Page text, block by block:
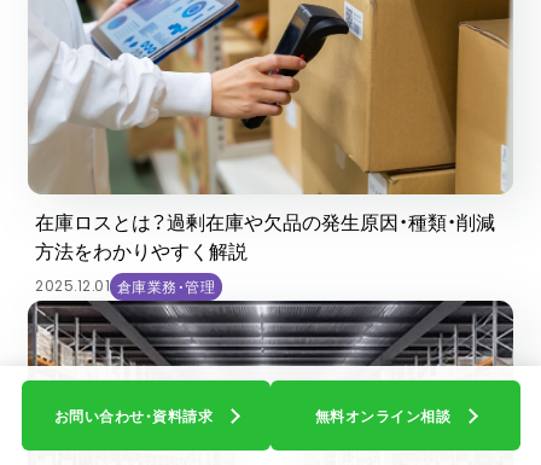
在庫ロスとは？過剰在庫や欠品の発生原因・種類・削減
方法をわかりやすく解説
2025.12.01 倉庫業務・管理
資料ダウンロード
関連サイト
COOOLa WES 流通ソリューションB-Luck
AIアノテーションオフショア開発
小売業向け基幹システム 基幹船
株式会社ブライセン 物流営業部
〒104-0044 東京都中央区明石町８−１ 聖路加タワー 30F
© 2025 BRYCEN Co., Ltd.
お問い合わせ・資料請求 無料オンライン相談